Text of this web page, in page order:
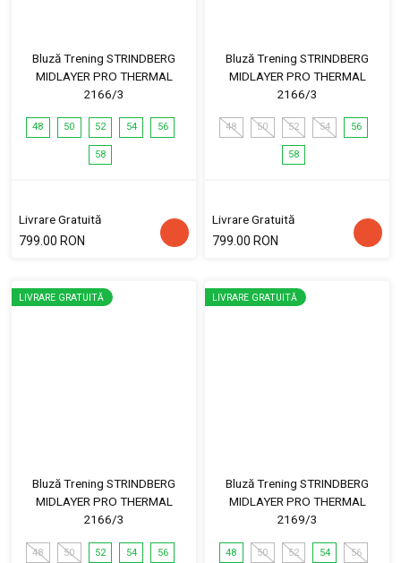
Bluză Trening STRINDBERG
MIDLAYER PRO THERMAL
2166/3
48 50 52 54 56
58
Livrare Gratuită
799.00 RON
Bluză Trening STRINDBERG
MIDLAYER PRO THERMAL
2166/3
48 50 52 54 56
58
Livrare Gratuită
799.00 RON
LIVRARE GRATUITĂ
Bluză Trening STRINDBERG
MIDLAYER PRO THERMAL
2166/3
48 50 52 54 56
LIVRARE GRATUITĂ
Bluză Trening STRINDBERG
MIDLAYER PRO THERMAL
2169/3
48 50 52 54 56